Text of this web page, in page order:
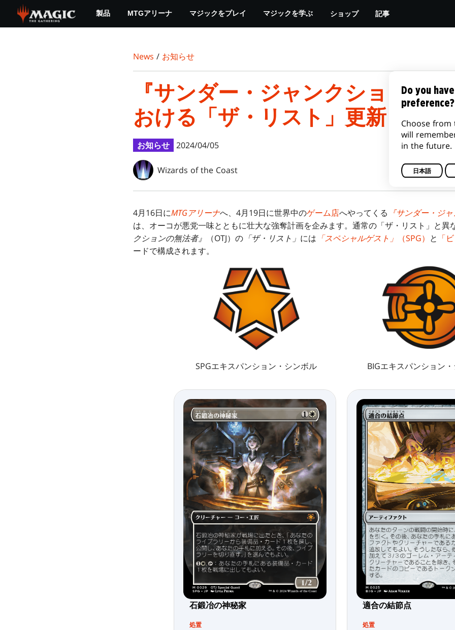
main
製品 MTGアリーナ マジックをプレイ マジックを学ぶ ショップ 記事
News / お知らせ
『サンダー・ジャンクションの無
おける「ザ・リスト」更新
お知らせ 2024/04/05
Wizards of the Coast
4月16日にMTGアリーナへ、4月19日に世界中のゲーム店へやってくる 『サンダー・ジ
は、オーコが悪党一味とともに壮大な強奪計画を企みます。通常の「ザ・リスト」と異な
クションの無法者』
（OTJ）の 「ザ・リスト」 には 「スペシャルゲスト」 （SPG） と 「
ードで構成されます。
SPGエキスパンション・シンボル BIGエキスパンション
石鍛冶の神秘家
処置
適合の結節点
処置
Do you
preference?
Choose
will
in the future.
日本語